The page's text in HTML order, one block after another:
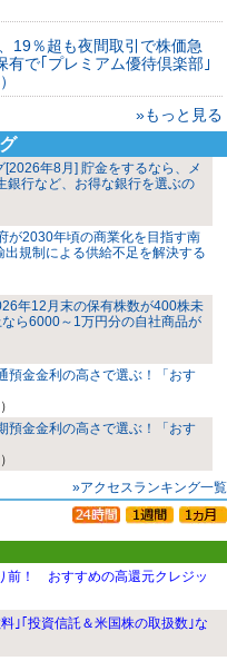
19％超も夜間取引で株価急
で｢プレミアム優待倶楽部｣
»もっと見る
年8月] 貯金をするなら、メ
銀行など、お得な銀行を選ぶの
が2030年頃の商業化を目指す南
規制による供給不足を解決する
年12月末の保有株数が400株未
ら6000～1万円分の自社商品が
預金金利の高さで選ぶ！「おす
預金金利の高さで選ぶ！「おす
»アクセスランキング一覧
前！ おすすめの高還元クレジッ
｣｢投資信託＆米国株の取扱数｣な